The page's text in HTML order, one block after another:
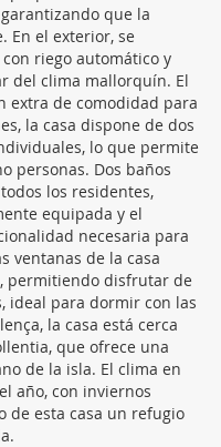
que la
En el exterior, se
riego automático y
del clima mallorquín. El
extra de comodidad para
la casa dispone de dos
lo que permite
personas. Dos baños
los residentes,
equipada y el
necesaria para
ventanas de la casa
permitiendo disfrutar de
ideal para dormir con las
la casa está cerca
que ofrece una
de la isla. El clima en
año, con inviernos
de esta casa un refugio